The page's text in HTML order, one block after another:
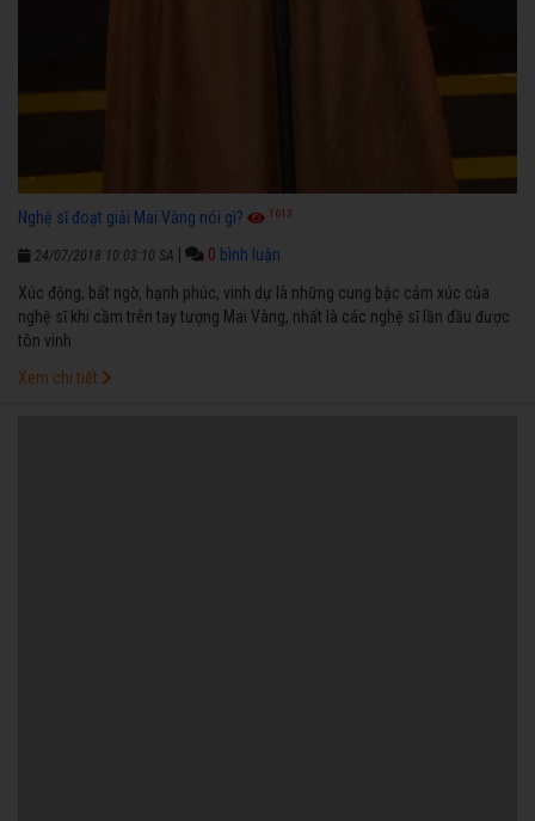
Nghệ sĩ đoạt giải Mai Vàng nói gì? 1613
24/07/2018 10:03:10 SA 0 bình luận
Xúc động, bất ngờ, hạnh phúc, vinh dự là những cung bậc cảm xúc của
nghệ sĩ khi cầm trên tay tượng Mai Vàng, nhất là các nghệ sĩ lần đầu được
tôn vinh
Xem chi tiết